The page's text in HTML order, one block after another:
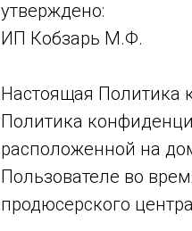
утверждено:
ИП Кобзарь М.Ф.
Настоящая Политика
Политика
расположенной на
Пользователе во
продюсерского